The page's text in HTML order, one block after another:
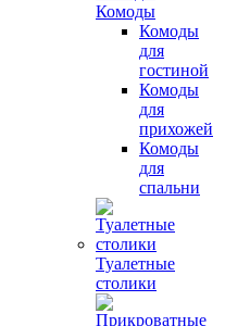
Комоды
Комоды
для
гостиной
Комоды
для
прихожей
Комоды
для
спальни
Туалетные
столики